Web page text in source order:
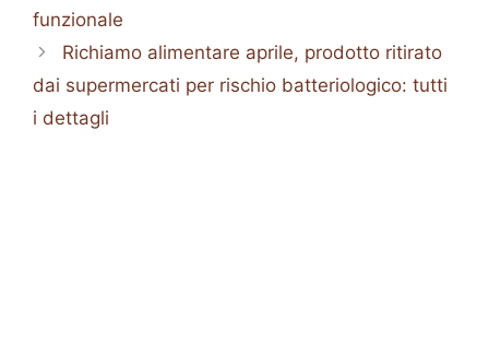
funzionale
Richiamo alimentare aprile, prodotto ritirato
dai supermercati per rischio batteriologico: tutti
i dettagli